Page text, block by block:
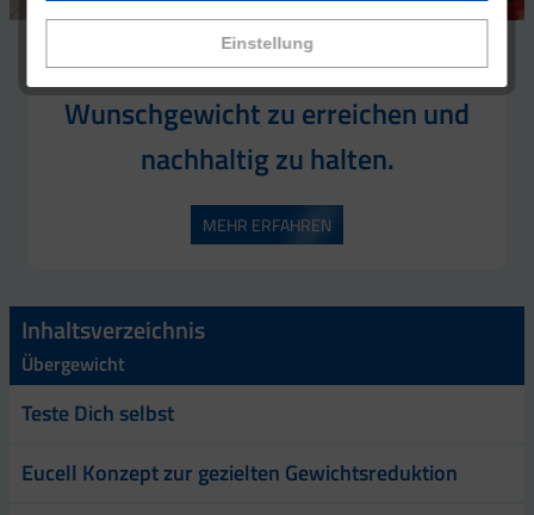
Einstellung
Ihr Eucell Ernährungscoach hilft
Ihnen kostenfrei, Ihr
Wunschgewicht zu erreichen und
nachhaltig zu halten.
MEHR ERFAHREN
Inhaltsverzeichnis
Übergewicht
Teste Dich selbst
Eucell Konzept zur gezielten Gewichtsreduktion